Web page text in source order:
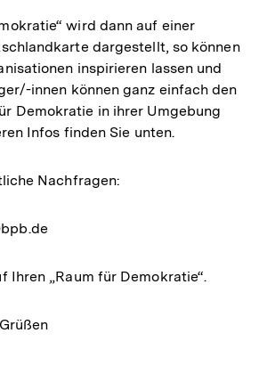
wird dann auf einer
dargestellt, so können
inspirieren lassen und
innen können ganz einfach den
Demokratie in ihrer Umgebung
Infos finden Sie unten.
Nachfragen:
Ihren „Raum für Demokratie“.